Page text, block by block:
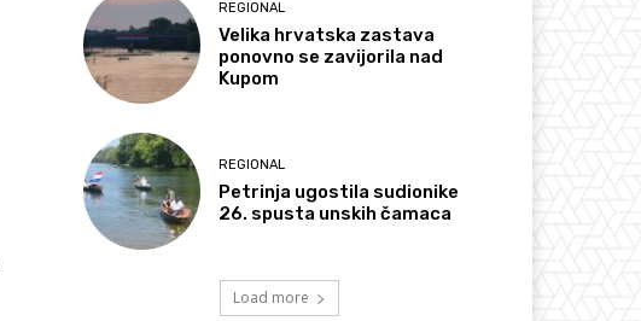
REGIONAL
Velika hrvatska zastava
ponovno se zavijorila nad
Kupom
REGIONAL
Petrinja ugostila sudionike
26. spusta unskih čamaca
Load more